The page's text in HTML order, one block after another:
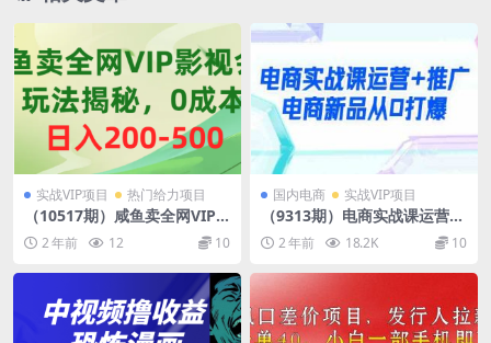
实战VIP项目 热门给力项目
（10517期）咸鱼卖全网VIP
影视会员，玩法揭秘，0成本
日入200-500
2 年前 12 10
国内电商 实战VIP项目
（9313期）电商实战课运营
+推广，电商新品从0打爆（99
节视频课）
2 年前 18.2K 10